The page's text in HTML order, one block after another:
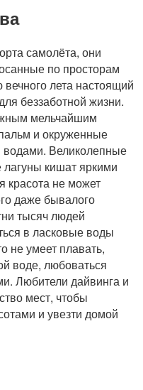
самолёта, они
по просторам
лета настоящий
беззаботной жизни.
мельчайшим
и окруженные
Великолепные
кишат яркими
красота не может
даже бывалого
тысяч людей
в ласковые воды
не умеет плавать,
воде, любоваться
Любители дайвинга и
мест, чтобы
и увезти домой